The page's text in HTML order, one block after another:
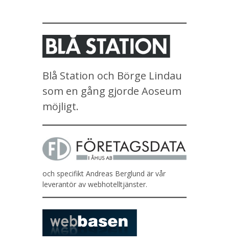
Blå Station och Börge Lindau
som en gång gjorde Aoseum
möjligt.
och specifikt Andreas Berglund är vår
leverantör av webhotelltjänster.